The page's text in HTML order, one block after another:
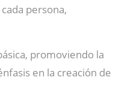
persona,
promoviendo la
en la creación de